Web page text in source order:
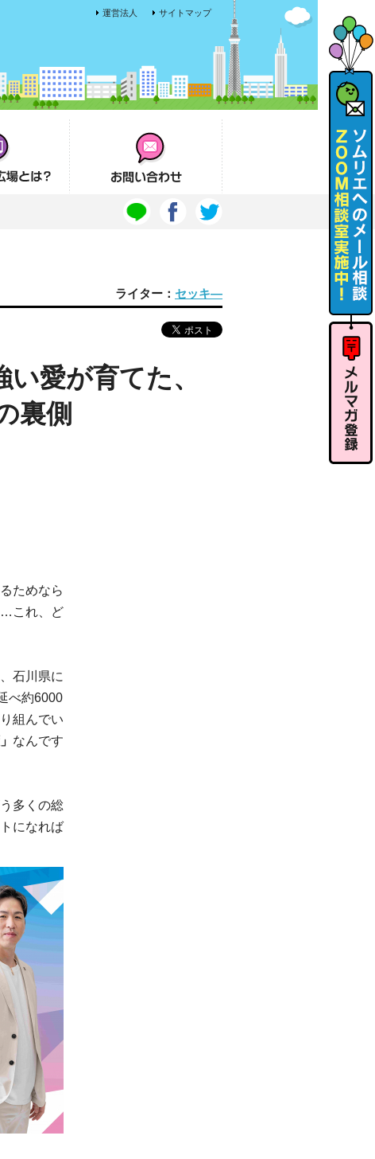
サイトマップ
運営法人
お問い合わせ
ライター： セッキ―
愛が育てた、
裏側
ためなら
これ、ど
石川県に
べ約6000
組んでい
なんです
多くの総
になれば
ソムリエ
へのメー
ル相談